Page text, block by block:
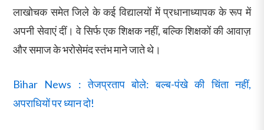
लाखोचक समेत जिले के कई विद्यालयों में प्रधानाध्यापक के रूप में
अपनी सेवाएं दीं। वे सिर्फ एक शिक्षक नहीं, बल्कि शिक्षकों की आवाज़
और समाज के भरोसेमंद स्तंभ माने जाते थे।
Bihar News : तेजप्रताप बोले: बल्ब-पंखे की चिंता नहीं,
अपराधियों पर ध्यान दो!